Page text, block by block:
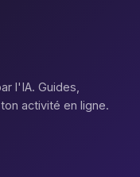
l'IA. Guides,
activité en ligne.